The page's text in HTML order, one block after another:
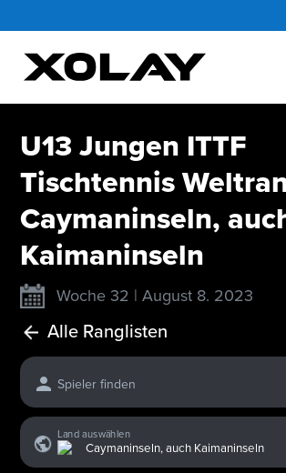
U13 Jungen ITTF
Tischtennis
Caymaninseln,
Kaimaninseln
Woche 32 | August 8. 2023
Alle Ranglisten
Spieler finden
Land auswählen